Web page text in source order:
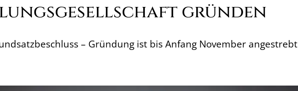
gründen
– Gründung ist bis Anfang November angestrebt